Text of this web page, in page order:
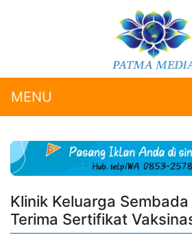
MENU
Klinik Keluarga
Terima Sertifikat